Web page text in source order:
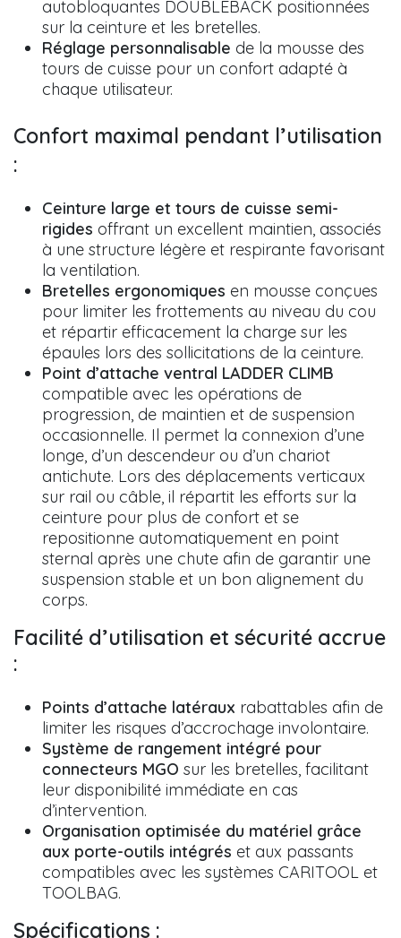
autobloquantes DOUBLEBACK positionnées
sur la ceinture et les bretelles.
Réglage personnalisable de la mousse des
tours de cuisse pour un confort adapté à
chaque utilisateur.
Confort maximal pendant l’utilisation
:
Ceinture large et tours de cuisse semi-
rigides offrant un excellent maintien, associés
à une structure légère et respirante favorisant
la ventilation.
Bretelles ergonomiques en mousse conçues
pour limiter les frottements au niveau du cou
et répartir efficacement la charge sur les
épaules lors des sollicitations de la ceinture.
Point d’attache ventral LADDER CLIMB
compatible avec les opérations de
progression, de maintien et de suspension
occasionnelle. Il permet la connexion d’une
longe, d’un descendeur ou d’un chariot
antichute. Lors des déplacements verticaux
sur rail ou câble, il répartit les efforts sur la
ceinture pour plus de confort et se
repositionne automatiquement en point
sternal après une chute afin de garantir une
suspension stable et un bon alignement du
corps.
Facilité d’utilisation et sécurité accrue
:
Points d’attache latéraux rabattables afin de
limiter les risques d’accrochage involontaire.
Système de rangement intégré pour
connecteurs MGO sur les bretelles, facilitant
leur disponibilité immédiate en cas
d’intervention.
Organisation optimisée du matériel grâce
aux porte-outils intégrés et aux passants
compatibles avec les systèmes CARITOOL et
TOOLBAG.
Spécifications :